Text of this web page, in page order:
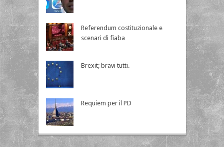
Referendum costituzionale e
scenari di fiaba
Brexit; bravi tutti.
Requiem per il PD